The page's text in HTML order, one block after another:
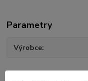
Parametry
Výrobce